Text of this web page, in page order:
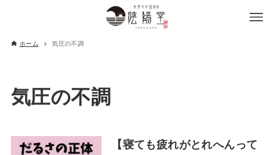
ホーム 気圧の不調
気圧の不調
【寝ても疲れがとれへんって